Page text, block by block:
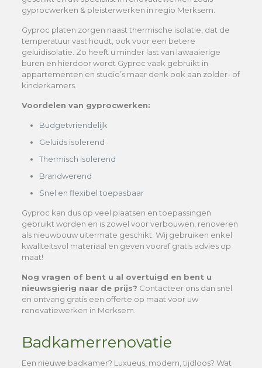
gyprocwerken & pleisterwerken in regio Merksem.
Gyproc platen zorgen naast thermische isolatie, dat de
temperatuur vast houdt, ook voor een betere
geluidisolatie. Zo heeft u minder last van lawaaierige
buren en hierdoor wordt Gyproc vaak gebruikt in
appartementen en studio’s maar denk ook aan zolder- of
kinderkamers.
Voordelen van gyprocwerken:
Budgetvriendelijk
Geluids isolerend
Thermisch isolerend
Brandwerend
Snel en flexibel toepasbaar
Gyproc kan dus op veel plaatsen en toepassingen
gebruikt worden en is zowel voor verbouwen, renoveren
als nieuwbouw uitermate geschikt. Wij gebruiken enkel
kwaliteitsvol materiaal en geven vooraf gratis advies op
maat!
Nog vragen of bent u al overtuigd en bent u
nieuwsgierig naar de prijs? Contacteer ons dan snel
en ontvang gratis een offerte op maat voor uw
renovatiewerken in Merksem.
Badkamerrenovatie
Een nieuwe badkamer? Luxueus, modern, tijdloos? Wat